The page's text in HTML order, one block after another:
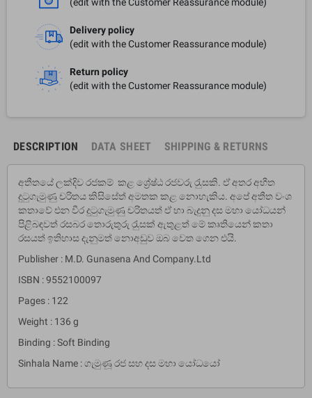
Delivery policy
(edit with the Customer Reassurance module)
Return policy
(edit with the Customer Reassurance module)
DESCRIPTION DATA SHEET SHIPPING & RETURNS
අතීතයේ ලක්දිව රජකම් කළ ශ්‍රේෂ්ඨ රජවරු රැුසකි. ඒ අතර අභීත
දුටුගැමුණු චරිතය කිසිසේත් අමතක කළ නොහැකිය. අපේ අතීත වංශ
කතාවේ එන වීර දුටුගැමුණු චරිතයත් ඒ හා බැදුනු දස මහා යෝධයන්
පිළිබඳවත් රසබර තොරුතුරු රැුසක් ඇතුළත් මේ කෘතියෙන් කතා
රසයත් ඉතිහාස දැනුමත් නොඅඩුව ඔබ වෙත ගෙන එයි.
Publisher : M.D. Gunasena And Company.Ltd
ISBN : 9552100097
Pages : 122
Weight : 136 g
Binding : Soft Binding
Sinhala Name : ගැමුණූ රජ සහ දස මහා යෝධයෝ